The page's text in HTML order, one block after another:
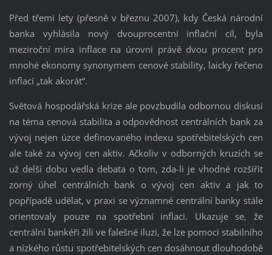
Před třemi lety (přesně v březnu 2007), kdy Česká národní
banka vyhlásila nový dvouprocentní inflační cíl, byla
meziroční míra inflace na úrovni právě dvou procent pro
mnohé ekonomy synonymem cenové stability, laicky řečeno
inflací „tak akorát“.
Světová hospodářská krize ale povzbudila odbornou diskusi
na téma cenová stabilita a odpovědnost centrálních bank za
vývoj nejen úzce definovaného indexu spotřebitelských cen
ale také za vývoj cen aktiv. Ačkoliv v odborných kruzích se
už delší dobu vedla debata o tom, zda-li je vhodné rozšířit
zorný úhel centrálních bank o vývoj cen aktiv a jak to
popřípadě udělat, v praxi se významné centrální banky stále
orientovaly pouze na spotřební inflaci. Ukazuje se, že
centrální bankéři žili ve falešné iluzi, že lze pomoci stabilního
a nízkého růstu spotřebitelských cen dosáhnout dlouhodobě